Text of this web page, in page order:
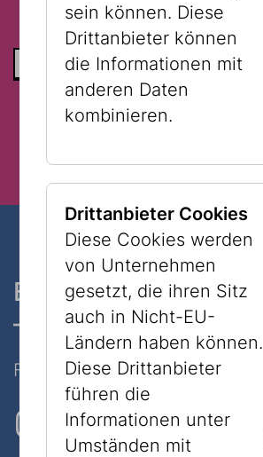
ZURÜCK ZUR LISTE
Ein Museum, zwei
– nur 7 Minuten zu
Folgen Sie uns auf Social
sein können. Diese
Drittanbieter können
die Informationen mit
anderen Daten
kombinieren.
Drittanbieter Cookies
Diese Cookies werden
von Unternehmen
gesetzt, die ihren Sitz
auch in Nicht-EU-
Ländern haben können.
Diese Drittanbieter
führen die
Informationen unter
Umständen mit